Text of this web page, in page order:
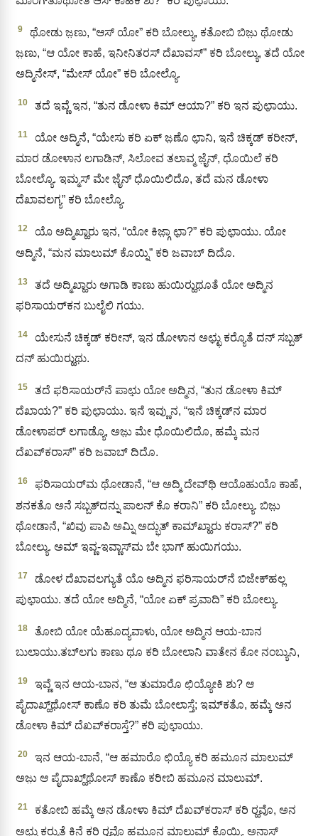
9
ಥೋಡು ಜ಼ಣು, “ಆಸ್ ಯೋ” ಕರಿ ಬೋಲ್ಯು, ಕತೋಬಿ ಬಿಜು಼ ಥೋಡು
ಜ಼ಣು, “ಆ ಯೋ ಕಾಹೆ, ಇನೀನಿತರಸ್ ದೆಖಾವಸ್” ಕರಿ ಬೋಲ್ಯು, ತದೆ ಯೋ
ಅದ್ಮಿನೇಸ್, “ಮೇಸ್ ಯೋ” ಕರಿ ಬೋಲ್ಯೊ.
10 ತದೆ ಇವ್ಣೆ ಇನ, “ತುನ ಡೋಳಾ ಕಿಮ್ ಆಯಾ?” ಕರಿ ಇನ ಪುಛಾ಼ಯು.
11
ಯೋ ಅದ್ಮಿನೆ, “ಯೇಸು ಕರಿ ಏಕ್‌ ಜ಼ಣೊ ಛಾ಼ನಿ, ಇನೆ ಚಿಕ್ಕಡ್‌ ಕರೀನ್,
ಮಾರ ಡೋಳಾನ ಲಗಾಡಿನ್, ಸಿಲೋವ ತಲಾವ್ಮ ಜೈ಼ನ್‌, ಧೊಯಿಲೆ ಕರಿ
ಬೋಲ್ಯೊ. ಇಮ್ಮಸ್ ಮೇ ಜೈ಼ನ್ ಧೊಯಿಲಿದೊ, ತದೆ ಮನ ಡೋಳಾ
ದೆಖಾವಲಗ್ಯ” ಕರಿ ಬೋಲ್ಯೊ.
12
ಯೊ ಅದ್ಮಿಖ್ಹಾರು ಇನ, “ಯೋ ಕಿಜ್ಗಾ಼ ಛಾ಼?” ಕರಿ ಪುಛಾ಼ಯು. ಯೋ
ಅದ್ಮಿನೆ, “ಮನ ಮಾಲುಮ್‌ ಕೊಯ್ನಿ” ಕರಿ ಜವಾಬ್‌ ದಿದೊ.
13
ತದೆ ಅದ್ಮಿಖ್ಹಾರು ಅಗಾಡಿ ಕಾಣು ಹುಯಿರ‍್ಹುಥೂತೆ ಯೋ ಅದ್ಮಿನ
ಫರಿಸಾಯರ್‌ಕನ ಬುಲೈಲಿ ಗಯು.
14
ಯೇಸುನೆ ಚಿಕ್ಕಡ್‌ ಕರೀನ್, ಇನ ಡೋಳಾನ ಅಛ್ಛು಼ ಕರ‍್ಯೊತೆ ದನ್ ಸಬ್ಬತ್‌
ದನ್ ಹುಯಿರ‍್ಹುಥು.
15
ತದೆ ಫರಿಸಾಯರ್‌ನೆ ಪಾಛು಼ ಯೋ ಅದ್ಮಿನ, “ತುನ ಡೋಳಾ ಕಿಮ್
ದೆಖಾಯ?” ಕರಿ ಪುಛಾ಼ಯು. ಇನೆ ಇವ್ಣುನ, “ಇನೆ ಚಿಕ್ಕಡ್‌ನ ಮಾರ
ಡೋಳಾಪರ್‌ ಲಗಾಡ್ಯೊ, ಅಜು಼ ಮೇ ಧೊಯಿಲಿದೊ, ಹಮ್ಕೆ ಮನ
ದೆಖವ್‌ಕರಾಸ್‌” ಕರಿ ಜವಾಬ್‌ ದಿದೊ.
16
ಫರಿಸಾಯರ್‌ಮ ಥೋಡಾನೆ, “ಆ ಅದ್ಮಿ ದೇವ್‍ಥಿ ಆಯೊಹುಯೊ ಕಾಹೆ,
ಶನಕತೊ ಅನೆ ಸಬ್ಬತ್‌ದನ್ನು ಪಾಲನ್‍ ಕೊ ಕರಾನಿ” ಕರಿ ಬೋಲ್ಯು. ಬಿಜು಼
ಥೋಡಾನೆ, “ಖಿವು ಪಾಪಿ ಅಮ್ನಿ ಅದ್ಭುತ್ ಕಾಮ್‌ಖ್ಹಾರು ಕರಾಸ್?” ಕರಿ
ಬೋಲ್ಯು. ಅಮ್ ಇವ್ಣ-ಇವ್ಣಾಸ್‍ಮ ಬೇ ಭಾಗ್‌ ಹುಯಿಗಯು.
17
ಡೋಳ ದೆಖಾವಲಗ್ಯುತೆ ಯೊ ಅದ್ಮಿನ ಫರಿಸಾಯರ್‌ನೆ ಬಿಜೇಕ್‌ಹಲ್ಲ
ಪುಛಾ಼ಯು. ತದೆ ಯೋ ಅದ್ಮಿನೆ, “ಯೋ ಏಕ್‌ ಪ್ರವಾದಿ” ಕರಿ ಬೋಲ್ಯು.
18
ತೋಬಿ ಯೋ ಯೆಹೂದ್ಯವಾಳು, ಯೋ ಅದ್ಮಿನ ಆಯ-ಬಾನ
ಬುಲಾಯು.ತಬ್‍ಲಗು ಕಾಣು ಥೂ ಕರಿ ಬೋಲಾನಿ ವಾತೇನ ಕೋ ನಂಬ್ಯುನಿ,
19
ಇವ್ಣೆ ಇನ ಆಯ-ಬಾನ, “ಆ ತುಮಾರೊ ಛಿಯ್ಯೋಕಿ ಶು? ಆ
ಪೈದಾಖ್ಹ್‌ಥೋಸ್‌ ಕಾಣೊ ಕರಿ ತುಮೆ ಬೋಲಾಸ್ತೆ; ಇಮ್‍ಕತೊ, ಹಮ್ಕೆ ಅನ
ಡೋಳಾ ಕಿಮ್ ದೆಖವ್‌ಕರಾಸ್ತೆ?” ಕರಿ ಪುಛಾ಼ಯು.
20
ಇನ ಆಯ-ಬಾನೆ, “ಆ ಹಮಾರೊ ಛಿಯ್ಯೊ ಕರಿ ಹಮೂನ ಮಾಲುಮ್
ಅಜು಼ ಆ ಪೈದಾಖ್ಹ್‌ಥೋಸ್‌ ಕಾಣೊ ಕರೀಬಿ ಹಮೂನ ಮಾಲುಮ್‌.
21
ಕತೋಬಿ ಹಮ್ಕೆ ಅನ ಡೋಳಾ ಕಿಮ್ ದೆಖವ್‌ಕರಾಸ್‌ ಕರಿ ರ‍್ಹವೊ, ಅನ
ಅಛ್ಛು಼ ಕರ‍್ಯುತೆ ಕಿನೆ ಕರಿ ರ‍್ಹವೊ ಹಮೂನ ಮಾಲುಮ್‌ ಕೊಯ್ನಿ. ಅನಾಸ್